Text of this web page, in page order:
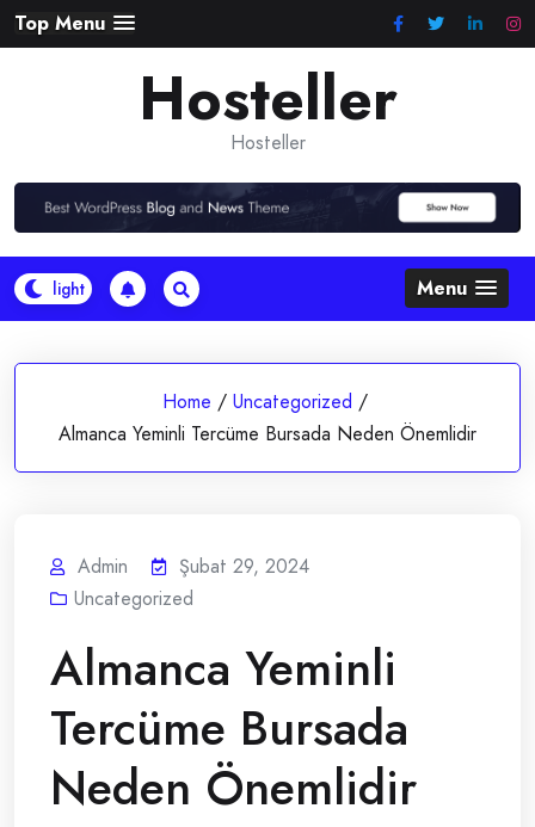
Skip
to
Top Menu
Hosteller
Hosteller
Menu
Home / Uncategorized /
Almanca Yeminli Tercüme Bursada Neden Önemlidir
Admin
Şubat 29, 2024
Uncategorized
Almanca Yeminli
Tercüme Bursada
Neden Önemlidir